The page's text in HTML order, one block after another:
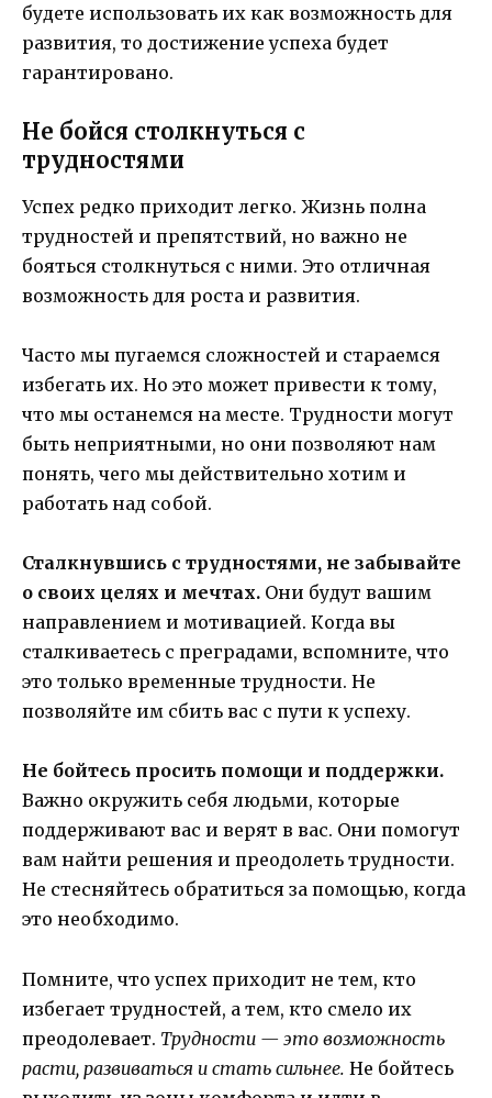
будете использовать их как возможность для
развития, то достижение успеха будет
гарантировано.
Не бойся столкнуться с
трудностями
Успех редко приходит легко. Жизнь полна
трудностей и препятствий, но важно не
бояться столкнуться с ними. Это отличная
возможность для роста и развития.
Часто мы пугаемся сложностей и стараемся
избегать их. Но это может привести к тому,
что мы останемся на месте. Трудности могут
быть неприятными, но они позволяют нам
понять, чего мы действительно хотим и
работать над собой.
Сталкнувшись с трудностями, не забывайте
о своих целях и мечтах. Они будут вашим
направлением и мотивацией. Когда вы
сталкиваетесь с преградами, вспомните, что
это только временные трудности. Не
позволяйте им сбить вас с пути к успеху.
Не бойтесь просить помощи и поддержки.
Важно окружить себя людьми, которые
поддерживают вас и верят в вас. Они помогут
вам найти решения и преодолеть трудности.
Не стесняйтесь обратиться за помощью, когда
это необходимо.
Помните, что успех приходит не тем, кто
избегает трудностей, а тем, кто смело их
преодолевает. Трудности — это возможность
расти, развиваться и стать сильнее. Не бойтесь